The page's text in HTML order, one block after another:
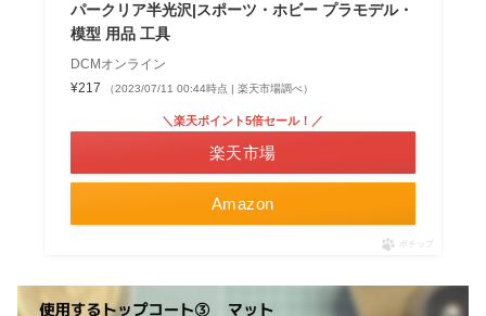
パークリア半光沢|スポーツ・ホビー プラモデル・
模型 用品 工具
DCMオンライン
¥217
（2023/07/11 00:44時点 | 楽天市場調べ）
Amazon
＼楽天ポイント5倍セール！／
楽天市場
ポチップ